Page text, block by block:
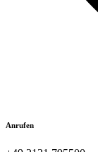
Anrufen